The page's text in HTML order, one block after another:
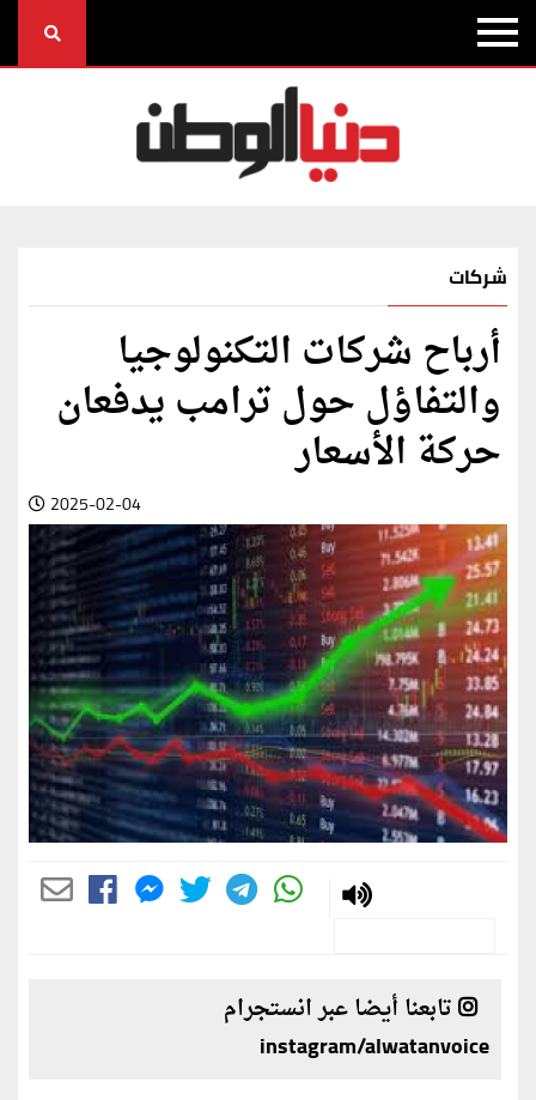
شركات
أرباح شركات التكنولوجيا
والتفاؤل حول ترامب يدفعان
حركة الأسعار
2025-02-04
تابعنا أيضا عبر انستجرام
instagram/alwatanvoice